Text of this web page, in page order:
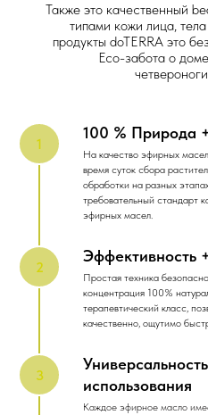
Также это качественный
типами кожи лица,
продукты doTERRA это
Eco-забота о
100 % Природа
На качество эфирных
время суток сбора
обработки на разных
требовательный стандарт
эфирных масел.
Эффективность
Простая техника
концентрация 100%
терапевтический класс,
качественно, ощутимо
использования
Каждое эфирное масло